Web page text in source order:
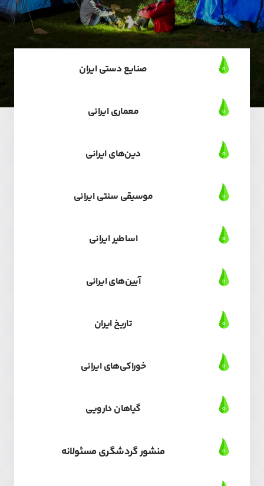
صنایع دستی ایران
معماری ایرانی
دین‌های ایرانی
موسیقی سنتی ایرانی
اساطیر ایرانی
آیین‌های ایرانی
تاریخ ایران
خوراکی‌های ایرانی
گیاهان دارویی
منشور گردشگری مسئولانه